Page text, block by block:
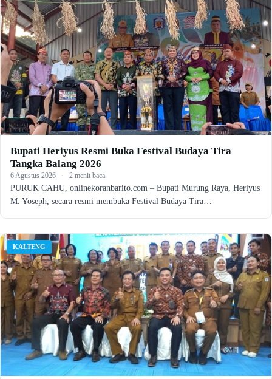
Bupati Heriyus Resmi Buka Festival Budaya Tira
Tangka Balang 2026
6 Agustus 2026 · 2 menit baca
PURUK CAHU, onlinekoranbarito.com – Bupati Murung Raya, Heriyus
M. Yoseph, secara resmi membuka Festival Budaya Tira…
KALTENG